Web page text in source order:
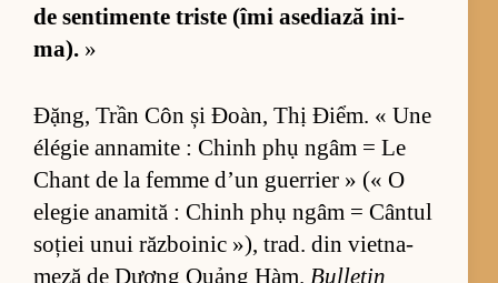
de sen­ti­mente triste (îmi ase­di­ază ini­
ma). »
Đặng, Trần Côn și Đoàn, Thị Điểm. « Une
élégie an­na­mite : Chinh phụ ngâm = Le
Chant de la femme d’un gu­er­rier » (« O
ele­gie ana­mită : Chinh phụ ngâm = Cân­tul
so­ției unui răz­bo­i­nic »), trad. din vi­et­na­
meză de Dương Quảng Hàm. Bu­l­le­tin